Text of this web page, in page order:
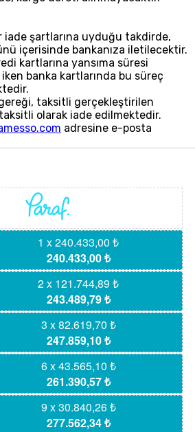
şartlarına uyduğu takdirde,
içerisinde bankanıza iletilecektir.
kartlarına yansıma süresi
banka kartlarında bu süreç
taksitli gerçekleştirilen
olarak iade edilmektedir.
adresine e-posta
1 x 240.433,00 ₺
240.433,00 ₺
2 x 121.744,89 ₺
243.489,79 ₺
3 x 82.619,70 ₺
247.859,10 ₺
6 x 43.565,10 ₺
261.390,57 ₺
9 x 30.840,26 ₺
277.562,34 ₺